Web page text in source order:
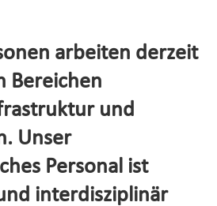
arbeiten derzeit
Bereichen
und
Unser
Personal ist
interdisziplinär